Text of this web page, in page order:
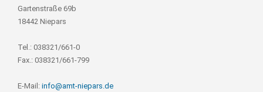
Gartenstraße 69b
18442 Niepars
Tel.: 038321/661-0
Fax.: 038321/661-799
E-Mail: info@amt-niepars.de